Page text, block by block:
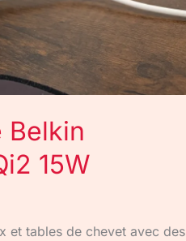
Belkin
15W
et tables de chevet avec des